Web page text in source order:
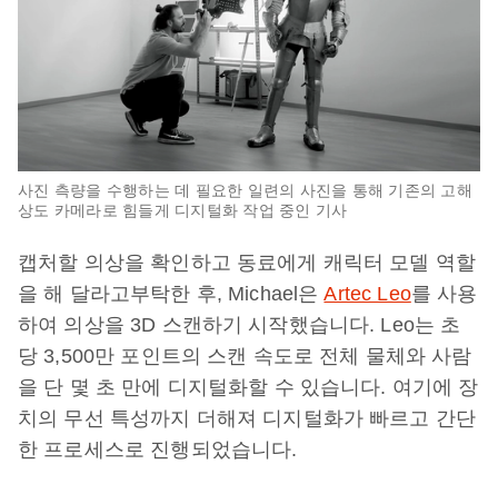
사진 측량을 수행하는 데 필요한 일련의 사진을 통해 기존의 고해
상도 카메라로 힘들게 디지털화 작업 중인 기사
캡처할 의상을 확인하고 동료에게 캐릭터 모델 역할
을 해 달라고부탁한 후, Michael은Artec Leo를 사용
하여 의상을 3D 스캔하기 시작했습니다. Leo는 초
당 3,500만 포인트의 스캔 속도로 전체 물체와 사람
을 단 몇 초 만에 디지털화할 수 있습니다. 여기에 장
치의 무선 특성까지 더해져 디지털화가 빠르고 간단
한 프로세스로 진행되었습니다.